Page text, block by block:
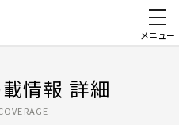
メニュー
情報 詳細